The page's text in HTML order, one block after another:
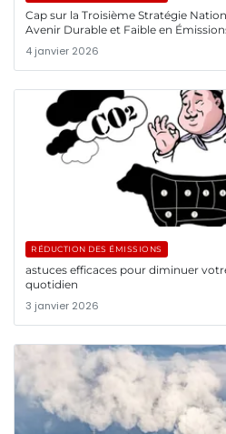
Cap sur la Troisième Stratégie
Avenir Durable et Faible en
4 janvier 2026
RÉDUCTION DES ÉMISSIONS
astuces efficaces pour diminuer
quotidien
3 janvier 2026